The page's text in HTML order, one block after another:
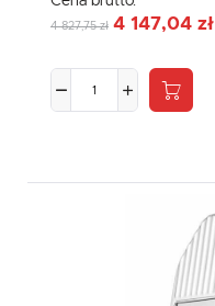
4 827,75 zł 4 147,04 zł